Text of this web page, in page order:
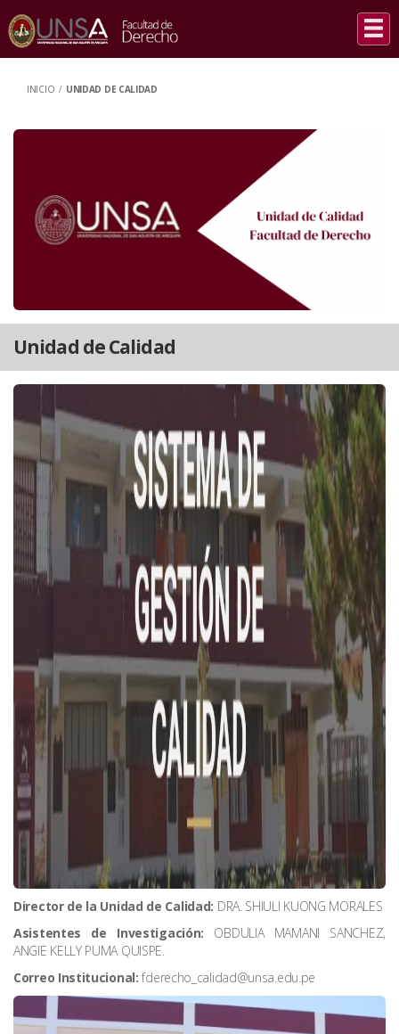
INICIO / UNIDAD DE CALIDAD
Unidad de Calidad
Director de la Unidad de Calidad: DRA. SHIULI KUONG MORALES
Asistentes de Investigación: OBDULIA MAMANI SANCHEZ,
ANGIE KELLY PUMA QUISPE.
Correo Institucional: fderecho_calidad@unsa.edu.pe